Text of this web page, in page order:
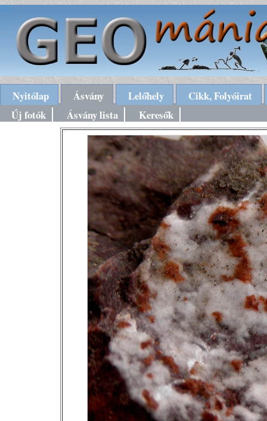
Nyitólap Ásvány Lelőhely
Cikk, Folyóirat
Új fotók
Ásvány lista Keresők